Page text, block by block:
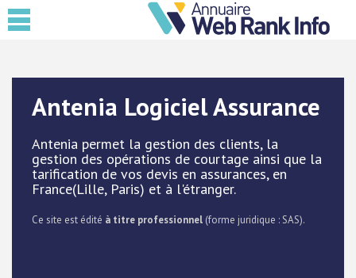
Antenia Logiciel Assurance
Antenia permet la gestion des clients, la
gestion des opérations de courtage ainsi que la
tarification de vos devis en assurances, en
France(Lille, Paris) et à l'étranger.
Ce site est édité à titre professionnel (forme juridique : SAS).